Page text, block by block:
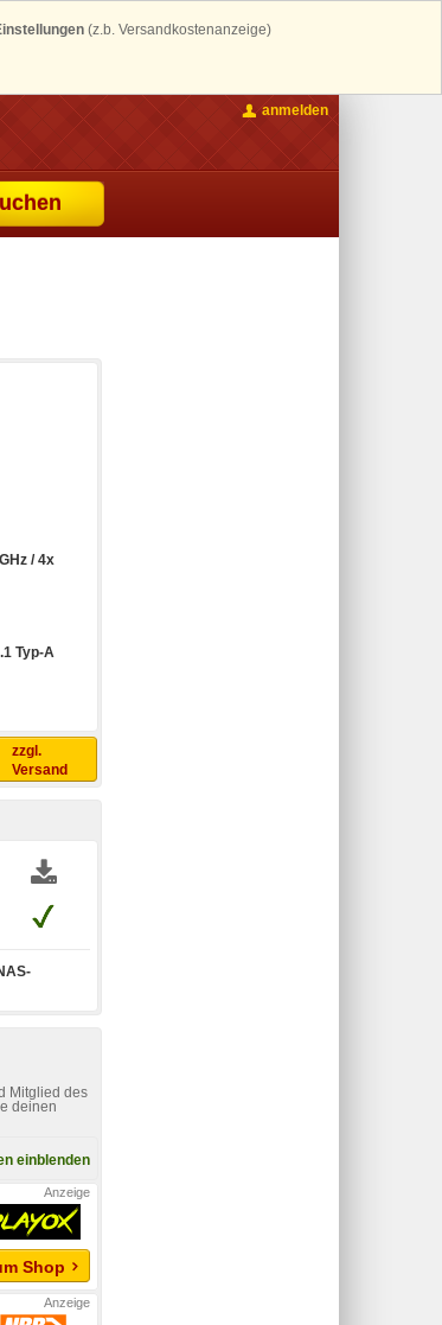
(z.b. Versandkostenanzeige)
anmelden
/ 4x
Typ-A
zzgl.
Versand
Mitglied des
deinen
einblenden
Shop